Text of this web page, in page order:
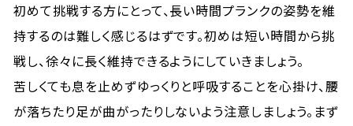
初めて挑戦する方にとって、長い時間プランクの姿勢を維
持するのは難しく感じるはずです。初めは短い時間から挑
戦し、徐々に長く維持できるようにしていきましょう。
苦しくても息を止めずゆっくりと呼吸することを心掛け、腰
が落ちたり足が曲がったりしないよう注意しましょう。まず